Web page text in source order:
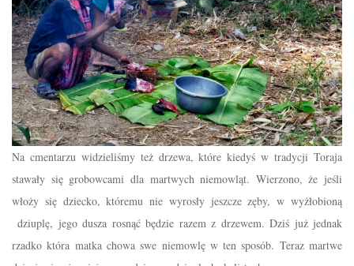
Na cmentarzu widzieliśmy też drzewa, które kiedyś w tradycji Toraja
stawały się grobowcami dla martwych niemowląt. Wierzono, że jeśli
włoży się dziecko, któremu nie wyrosły jeszcze zęby, w wyżłobioną
dziuplę, jego dusza rosnąć będzie razem z drzewem. Dziś już jednak
rzadko która matka chowa swe niemowlę w ten sposób. Teraz martwe